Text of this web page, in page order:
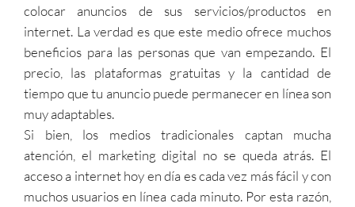
colocar anuncios de sus servicios/productos en
internet. La verdad es que este medio ofrece muchos
beneficios para las personas que van empezando. El
precio, las plataformas gratuitas y la cantidad de
tiempo que tu anuncio puede permanecer en línea son
muy adaptables.
Si bien, los medios tradicionales captan mucha
atención, el marketing digital no se queda atrás. El
acceso a internet hoy en día es cada vez más fácil y con
muchos usuarios en línea cada minuto. Por esta razón,